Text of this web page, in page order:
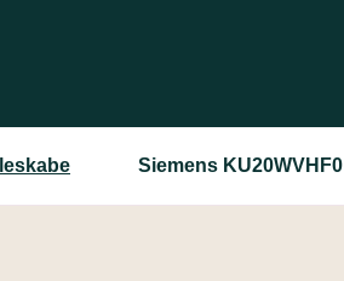
Siemens KU20WVHF0